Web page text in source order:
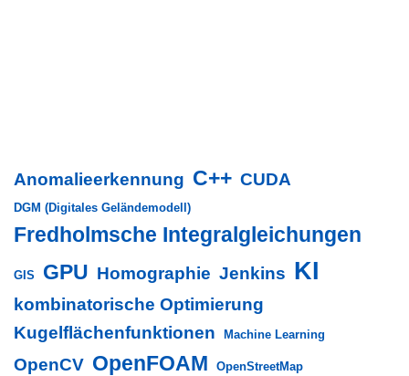
Anomalieerkennung C++ CUDA
DGM (Digitales Geländemodell)
Fredholmsche Integralgleichungen
GIS GPU Homographie Jenkins KI
kombinatorische Optimierung
Kugelflächenfunktionen
Machine Learning
OpenCV OpenFOAM OpenStreetMap